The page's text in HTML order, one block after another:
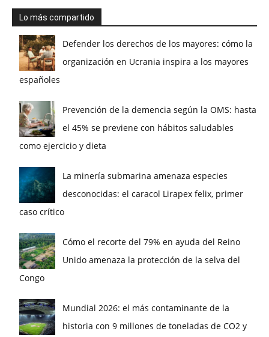
Lo más compartido
Defender los derechos de los mayores: cómo la
organización en Ucrania inspira a los mayores
españoles
Prevención de la demencia según la OMS: hasta
el 45% se previene con hábitos saludables
como ejercicio y dieta
La minería submarina amenaza especies
desconocidas: el caracol Lirapex felix, primer
caso crítico
Cómo el recorte del 79% en ayuda del Reino
Unido amenaza la protección de la selva del
Congo
Mundial 2026: el más contaminante de la
historia con 9 millones de toneladas de CO2 y